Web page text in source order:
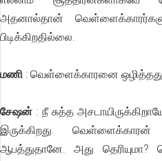
அதனால்தான்
பிடிக்கிறதில்லை.
மணி : வெள்ளைக்காரனை
சேஷன் : நீ சுத்த
இருக்கிறது.
ஆபத்துதானே. அது தெரியுமா?